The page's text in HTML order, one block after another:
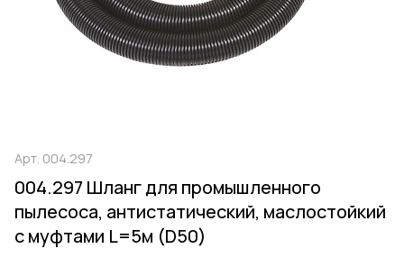
Арт. 004.297
004.297 Шланг для промышленного
пылесоса, антистатический, маслостойкий
с муфтами L=5м (D50)